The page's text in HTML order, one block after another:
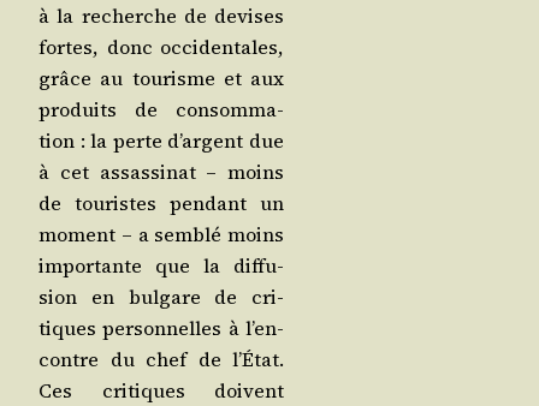
à la recherche de devises
fortes, donc occi­den­tales,
grâce au tou­risme et aux
pro­duits de consom­ma­
tion : la perte d’argent due
à cet assas­si­nat – moins
de tou­ristes pen­dant un
moment – a sem­blé moins
impor­tante que la dif­fu­
sion en bul­gare de cri­
tiques per­son­nelles à l’en­
contre du chef de l’É­tat.
Ces cri­tiques doivent